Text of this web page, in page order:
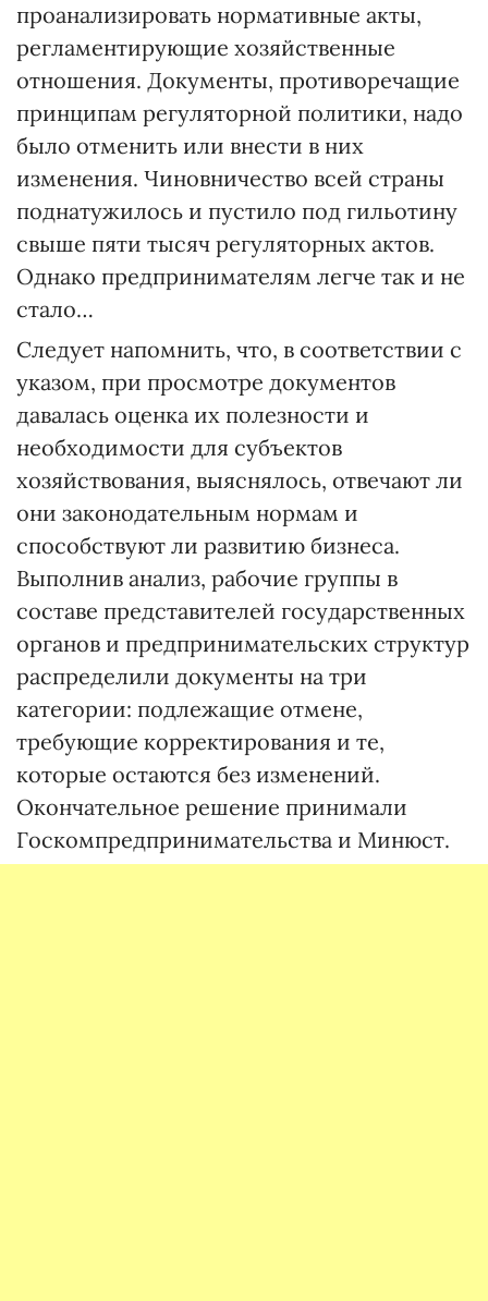
проанализировать нормативные акты,
регламентирующие хозяйственные
отношения. Документы, противоречащие
принципам регуляторной политики, надо
было отменить или внести в них
изменения. Чиновничество всей страны
поднатужилось и пустило под гильотину
свыше пяти тысяч регуляторных актов.
Однако предпринимателям легче так и не
стало…
Следует напомнить, что, в соответствии с
указом, при просмотре документов
давалась оценка их полезности и
необходимости для субъектов
хозяйствования, выяснялось, отвечают ли
они законодательным нормам и
способствуют ли развитию бизнеса.
Выполнив анализ, рабочие группы в
составе представителей государственных
органов и предпринимательских структур
распределили документы на три
категории: подлежащие отмене,
требующие корректирования и те,
которые остаются без изменений.
Окончательное решение принимали
Госкомпредпринимательства и Минюст.